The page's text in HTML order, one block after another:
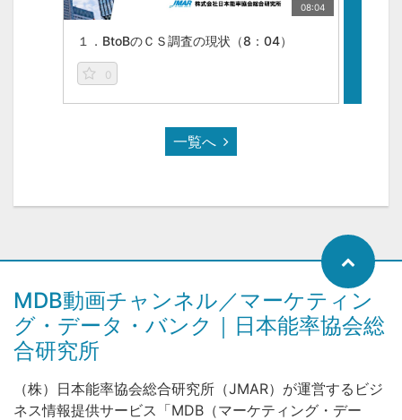
08:04
１．BtoBのＣＳ調査の現状（8：04）
0
一覧へ
MDB動画チャンネル／マーケティン
グ・データ・バンク｜日本能率協会総
合研究所
（株）日本能率協会総合研究所（JMAR）が運営するビジ
ネス情報提供サービス「MDB（マーケティング・デー